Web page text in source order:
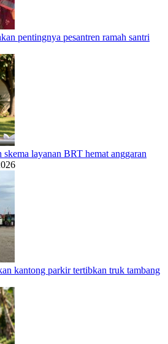
pentingnya pesantren ramah santri
skema layanan BRT hemat anggaran
kantong parkir tertibkan truk tambang